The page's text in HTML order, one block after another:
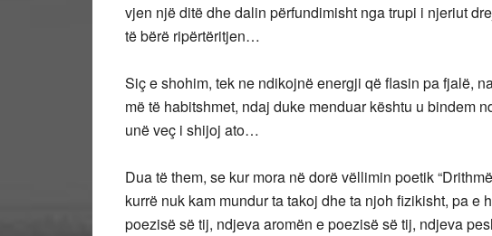
vjen një ditë dhe dalin përfundimisht nga trupi i njeriut
të bërë ripërtëritjen…
Siç e shohim, tek ne ndikojnë energji që flasin pa fjalë,
më të habitshmet, ndaj duke menduar kështu u bindem
unë veç i shijoj ato…
Dua të them, se kur mora në dorë vëllimin poetik
kurrë nuk kam mundur ta takoj dhe ta njoh fizikisht, pa e
poezisë së tij, ndjeva aromën e poezisë së tij, ndjeva